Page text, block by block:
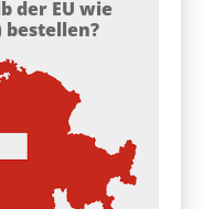
der EU wie
bestellen?